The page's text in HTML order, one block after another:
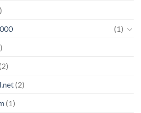
(1)
(2)
(1)